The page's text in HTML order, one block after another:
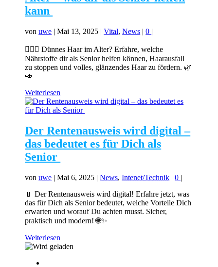
kann
vonuwe |Mai 13, 2025 |Vital,News |0 |
💇‍♀️✨ Dünnes Haar im Alter? Erfahre, welche
Nährstoffe dir als Senior helfen können, Haarausfall
zu stoppen und volles, glänzendes Haar zu fördern. 🌿
🥑
Weiterlesen
Der Rentenausweis wird digital –
das bedeutet es für Dich als
Senior
vonuwe |Mai 6, 2025 |News,Intenet/Technik |0 |
📱 Der Rentenausweis wird digital! Erfahre jetzt, was
das für Dich als Senior bedeutet, welche Vorteile Dich
erwarten und worauf Du achten musst. Sicher,
praktisch und modern! 🌐✨
Weiterlesen